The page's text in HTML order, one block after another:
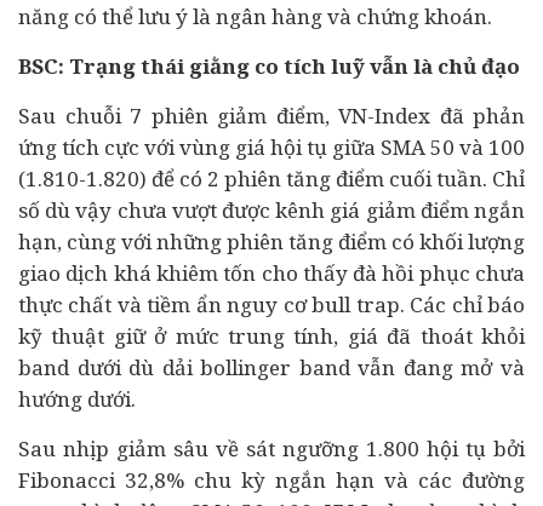
năng có thể lưu ý là ngân hàngvà chứng khoán.
BSC: Trạng thái giằng co tích luỹ vẫn là chủ đạo
Sau chuỗi 7 phiên giảm điểm, VN-Index đã phản
ứng tích cực với vùng giá hội tụ giữa SMA 50 và 100
(1.810-1.820) để có 2 phiên tăng điểm cuối tuần. Chỉ
số dù vậy chưa vượt được kênh giá giảm điểm ngắn
hạn, cùng với những phiên tăng điểm có khối lượng
giao dịch khá khiêm tốn cho thấy đà hồi phục chưa
thực chất và tiềm ẩn nguy cơ bull trap. Các chỉ báo
kỹ thuật giữ ở mức trung tính, giá đã thoát khỏi
band dưới dù dải bollinger band vẫn đang mở và
hướng dưới.
Sau nhịp giảm sâu về sát ngưỡng 1.800 hội tụ bởi
Fibonacci 32,8% chu kỳ ngắn hạn và các đường